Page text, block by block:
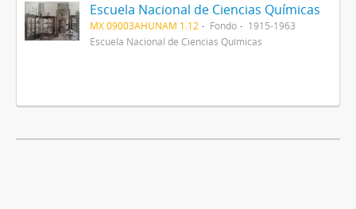
Escuela Nacional de Ciencias Químicas
MX 09003AHUNAM 1.12 Fondo
1915-1963
Escuela Nacional de Ciencias Químicas